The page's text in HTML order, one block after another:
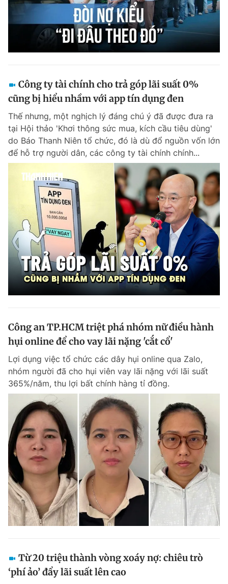
Hotline Liên hệ quảng cáo
0908 780 404
Quảng cáo RSS Tòa soạn
Phó tổng biên tập: Lâm Hiếu Dũng
Phó tổng biên tập: Trần Việt Hưng
Tổng thư ký tòa soạn: Đức Trung
Giấy phép xuất bản số 110/GP - BTTTT cấp ngày 24.3.2020
© 2003-2026 Bản quyền thuộc về Báo Thanh Niên. Cấm sao chép
dưới mọi hình thức nếu không có sự chấp thuận bằng văn bản.
Phát triển bởi ePi Technologies, JSC.
Công ty tài chính cho trả góp lãi suất 0%
cũng bị hiểu nhầm với app tín dụng đen
Thế nhưng, một nghịch lý đáng chú ý đã được đưa ra
tại Hội thảo 'Khơi thông sức mua, kích cầu tiêu dùng'
do Báo Thanh Niên tổ chức, đó là dù đổ nguồn vốn lớn
để hỗ trợ người dân, các công ty tài chính chính...
Công an TP.HCM triệt phá nhóm nữ điều hành
hụi online để cho vay lãi nặng 'cắt cổ'
Lợi dụng việc tổ chức các dây hụi online qua Zalo,
nhóm người đã cho hụi viên vay lãi nặng với lãi suất
365%/năm, thu lợi bất chính hàng tỉ đồng.
Từ 20 triệu thành vòng xoáy nợ: chiêu trò
‘phí ảo’ đẩy lãi suất lên cao